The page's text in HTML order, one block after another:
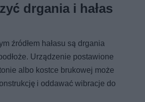
drgania i hałas
źródłem hałasu są drgania
Urządzenie postawione
albo kostce brukowej może
i oddawać wibracje do